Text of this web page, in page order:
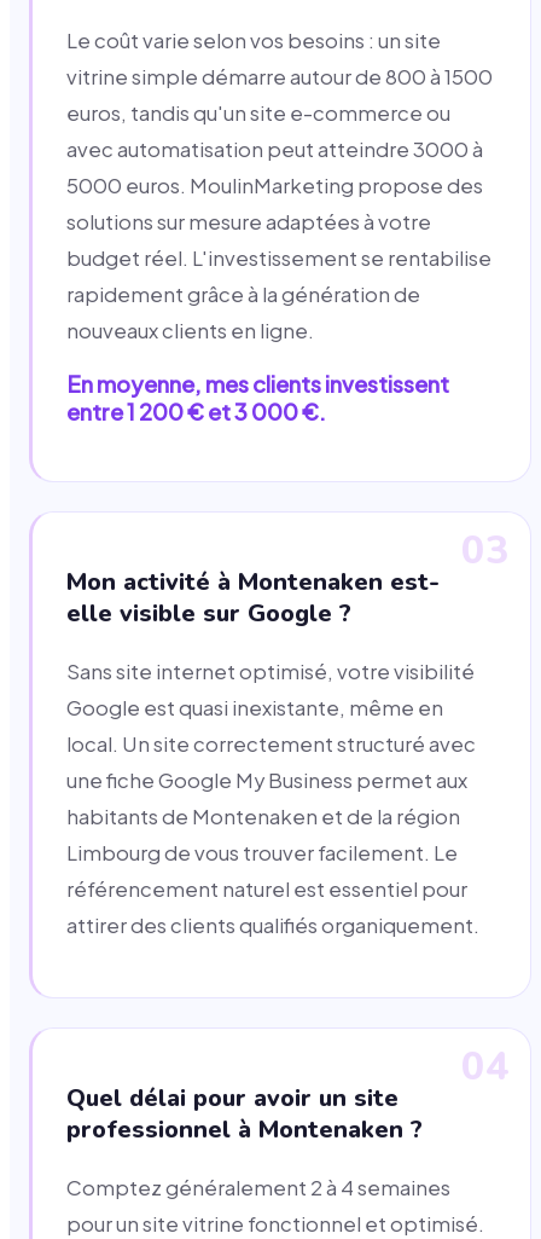
Le coût varie selon vos besoins : un site
vitrine simple démarre autour de 800 à 1500
euros, tandis qu'un site e-commerce ou
avec automatisation peut atteindre 3000 à
5000 euros. MoulinMarketing propose des
solutions sur mesure adaptées à votre
budget réel. L'investissement se rentabilise
rapidement grâce à la génération de
nouveaux clients en ligne.
En moyenne, mes clients investissent
entre 1 200 € et 3 000 €.
03
Mon activité à Montenaken est-
elle visible sur Google ?
Sans site internet optimisé, votre visibilité
Google est quasi inexistante, même en
local. Un site correctement structuré avec
une fiche Google My Business permet aux
habitants de Montenaken et de la région
Limbourg de vous trouver facilement. Le
référencement naturel est essentiel pour
attirer des clients qualifiés organiquement.
04
Quel délai pour avoir un site
professionnel à Montenaken ?
Comptez généralement 2 à 4 semaines
pour un site vitrine fonctionnel et optimisé.